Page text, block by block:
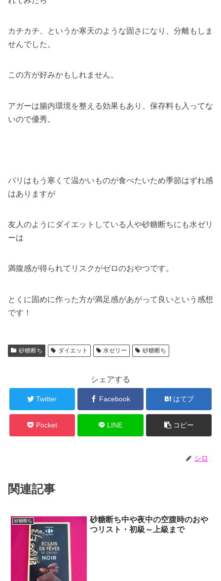
カチカチ、というか寒天のような固さになり、分離もしま
せんでした。
この方が好みかもしれません。
アガーは腸内環境を整える効果もあり、保存料も入ってな
いので優秀。
パリはもう寒くて温かいものが食べたいため季節はずれ感
はありますが
友人のようにダイエットしている人や砂糖断ちにも水ゼリ
ーは
満腹感が得られてリスクがゼロのおやつです。
とくに固めに作った方が満足感があがって良いという感想
です！
砂糖断ち ダイエット 水ゼリー 砂糖断ち
シェアする
Twitter Facebook はてブ
Pocket LINE コピー
シロ
関連記事
砂糖断ち
砂糖断ち中や夜中の空腹時のおや
つリスト・初級～上級まで